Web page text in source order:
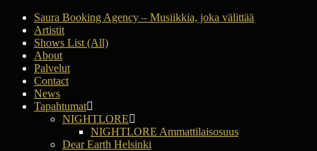
Saura Booking Agency – Musiikkia, joka välittää
Artistit
Shows List (All)
About
Palvelut
Contact
News
Tapahtumat
NIGHTLORE
NIGHTLORE Ammattilaisosuus
Dear Earth Helsinki